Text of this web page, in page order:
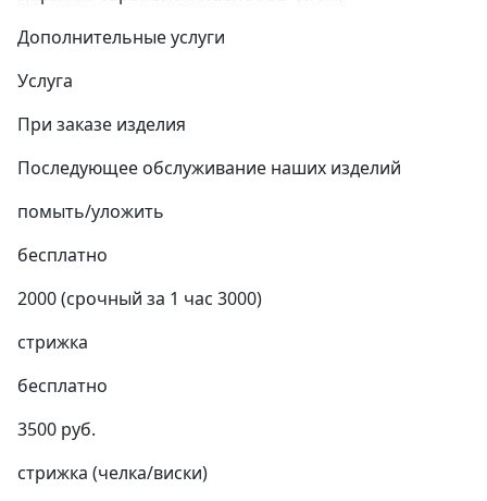
Дополнительные услуги
Услуга
При заказе изделия
Последующее обслуживание наших изделий
помыть/уложить
бесплатно
2000 (срочный за 1 час 3000)
стрижка
бесплатно
3500 руб.
стрижка (челка/виски)